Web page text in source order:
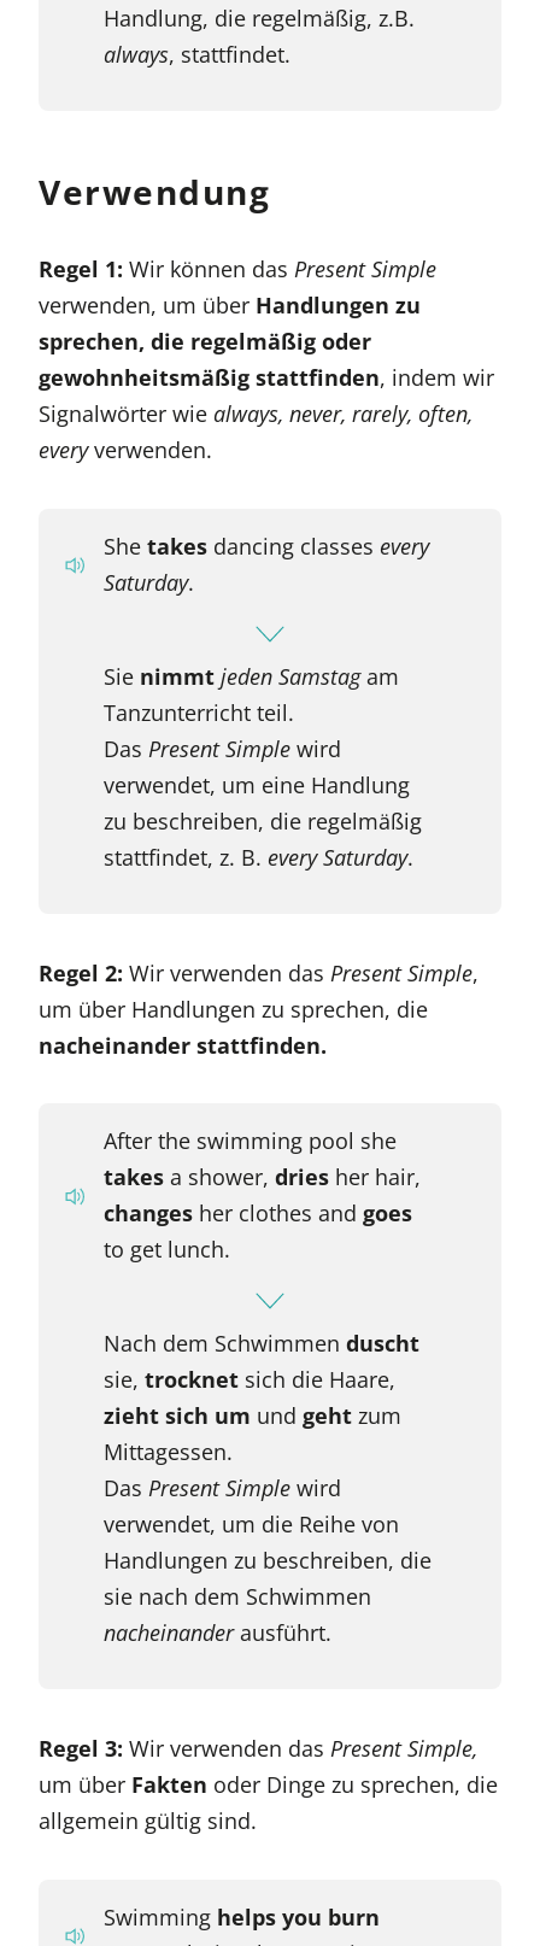
Handlung, die regelmäßig, z.B.
always, stattfindet.
Verwendung
Regel 1: Wir können das Present Simple
verwenden, um über Handlungen zu
sprechen, die regelmäßig oder
gewohnheitsmäßig stattfinden, indem wir
Signalwörter wie always, never, rarely, often,
everyverwenden.
She takesdancing classes every
Saturday.
Sie nimmt jeden Samstagam
Tanzunterricht teil.
Das Present Simplewird
verwendet, um eine Handlung
zu beschreiben, die regelmäßig
stattfindet, z. B. every Saturday.
Regel 2: Wir verwenden das Present Simple,
um über Handlungen zu sprechen, die
nacheinander stattfinden.
After the swimming pool she
takesa shower, driesher hair,
changesher clothes and goes
to get lunch.
Nach dem Schwimmen duscht
sie, trocknetsich die Haare,
zieht sich um und gehtzum
Mittagessen.
Das Present Simple wird
verwendet, um die Reihe von
Handlungen zu beschreiben, die
sie nach dem Schwimmen
nacheinanderausführt.
Regel 3: Wir verwenden das Present Simple,
um über Fakten oder Dinge zu sprechen, die
allgemein gültig sind.
Swimming helps you burn